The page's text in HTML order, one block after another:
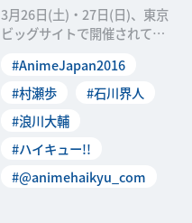
3月26日(土)・27日(日)、東京
ビッグサイトで開催されてい
ト「Anim
#AnimeJapan2016
#村瀬歩
#石川界人
#浪川大輔
#ハイキュー!!
#@animehaikyu_com